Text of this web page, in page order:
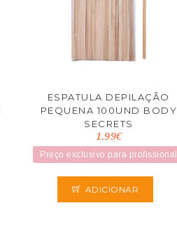
ESPATULA DEPILAÇÃO
PEQUENA 100UND BODY
SECRETS
1.99€
Preço exclusivo para profissional
ADICIONAR